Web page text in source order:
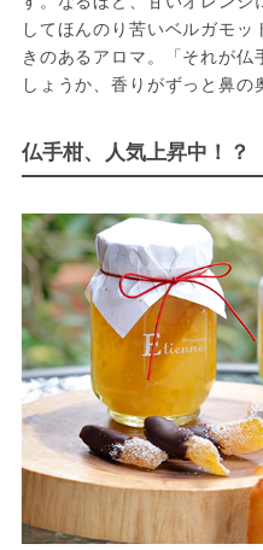
してほんのり苦いベルガモ
きのあるアロマ。「それが
しょうか、香りがずっと鼻の
仏手柑、人気上昇中！？